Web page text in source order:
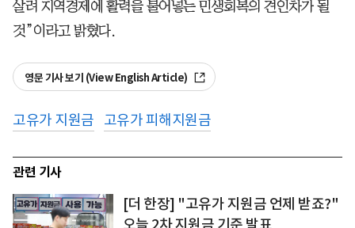
살려 지역경제에 활력을 불어넣는 민생회복의 견인차가 될
것”이라고 밝혔다.
영문 기사 보기 (View English Article)
고유가 지원금 고유가 피해지원금
관련 기사
[더 한장] "고유가 지원금 언제 받죠?"
오늘 2차 지원금 기준 발표